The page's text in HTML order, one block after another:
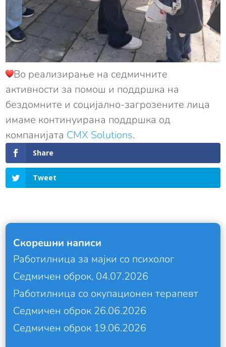
Во реализирање на седмичните
активности за помош и поддршка на
бездомните и социјално-загрозените лица
имаме континуирана поддршка од
компанијата CMX Solutions.
Share
Tweet
Скорешни написи
Работилница за мајки со психолог
Седмичен оброк, 04.07.2026
Работилница со окупационен терапевт
Седмичен оброк 26.06.2026
Седмичен оброк 19.06.2026